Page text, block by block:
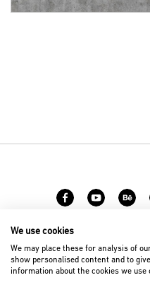
© 2026 D’art
We use cookies
We may place these for analysis of
show personalised content and to
information about the cookies we use